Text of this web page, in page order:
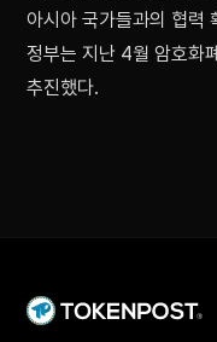
아시아 국가들과의 협력
정부는 지난 4월 암호화
추진했다.